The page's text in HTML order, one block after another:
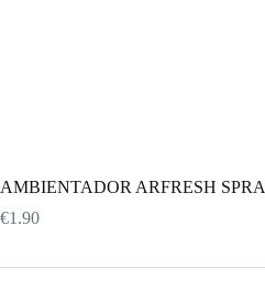
AMBIENTADOR ARFRESH
€1.90